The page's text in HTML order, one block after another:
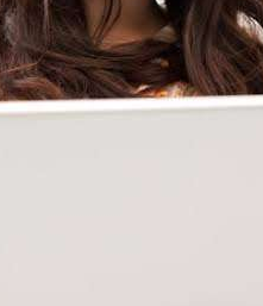
#bip110fork